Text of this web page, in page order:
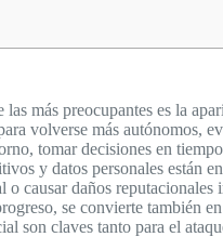
más preocupantes es la
volverse más autónomos,
tomar decisiones en
y datos personales están
causar daños
se convierte también
son claves tanto para el